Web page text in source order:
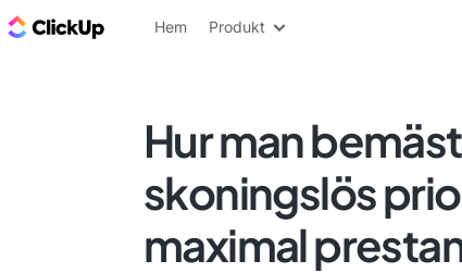
ClickUp-bloggen
Hem Produkt
Hur man
skoningslös
maximal